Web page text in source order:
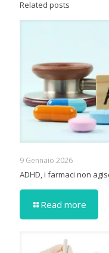
Related posts
9 Gennaio 2026
ADHD, i farmaci non
Read more